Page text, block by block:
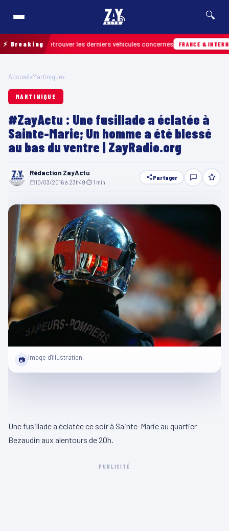
🔍
⚡ Breaking
pour retrouver les derniers véhicules concernés FRANCE &
Accueil›Martinique›
MARTINIQUE
#ZayActu : Une fusillade a éclatée à
Sainte-Marie; Un homme a été blessé
au bas du ventre | ZayRadio.org
Rédaction ZayActu
10/03/2016 à 23h49 ⏱ 1 min
Partager
📷 Image d'illustration.
Une fusillade a éclatée ce soir à Sainte-Marie au quartier
Bezaudin aux alentours de 20h.
PUBLICITÉ